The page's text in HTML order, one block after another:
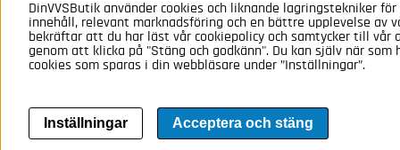
DinVVSButik använder cookies och liknande lagringstekniker
innehåll, relevant marknadsföring och en bättre upplevelse av
bekräftar att du har läst vår cookiepolicy och samtycker till vår
genom att klicka på "Stäng och godkänn". Du kan själv när
cookies som sparas i din webbläsare under ”Inställningar”.
Inställningar Acceptera och stäng